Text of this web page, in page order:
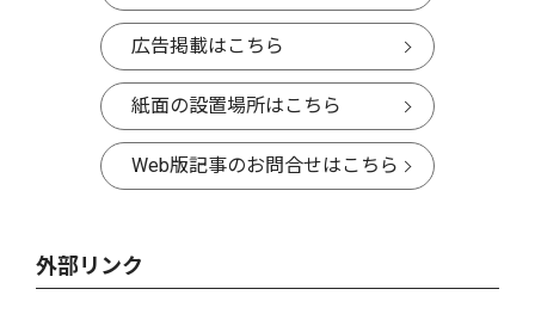
広告掲載はこちら
紙面の設置場所はこちら
Web版記事のお問合せはこちら
外部リンク